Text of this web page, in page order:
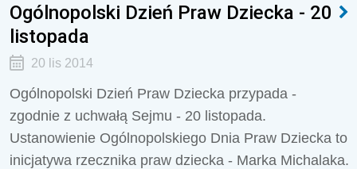
Ogólnopolski Dzień Praw Dziecka - 20
listopada
20 lis 2014
Ogólnopolski Dzień Praw Dziecka przypada -
zgodnie z uchwałą Sejmu - 20 listopada.
Ustanowienie Ogólnopolskiego Dnia Praw Dziecka to
inicjatywa rzecznika praw dziecka - Marka Michalaka.